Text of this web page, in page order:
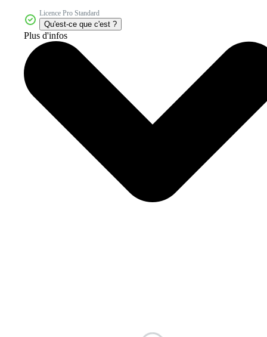
Licence Pro Standard
Qu'est-ce que c'est ?
Plus d'infos